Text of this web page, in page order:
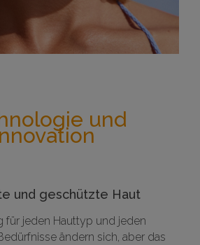
und
und geschützte Haut
für jeden Hauttyp und jeden
ändern sich, aber das